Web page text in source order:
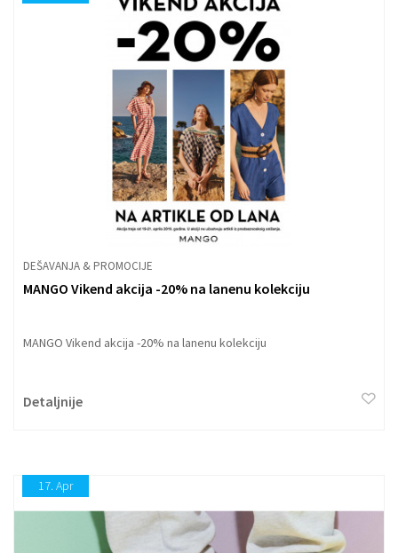
DEŠAVANJA & PROMOCIJE
MANGO Vikend akcija -20% na lanenu kolekciju
MANGO Vikend akcija -20% na lanenu kolekciju
Detaljnije
17. Apr